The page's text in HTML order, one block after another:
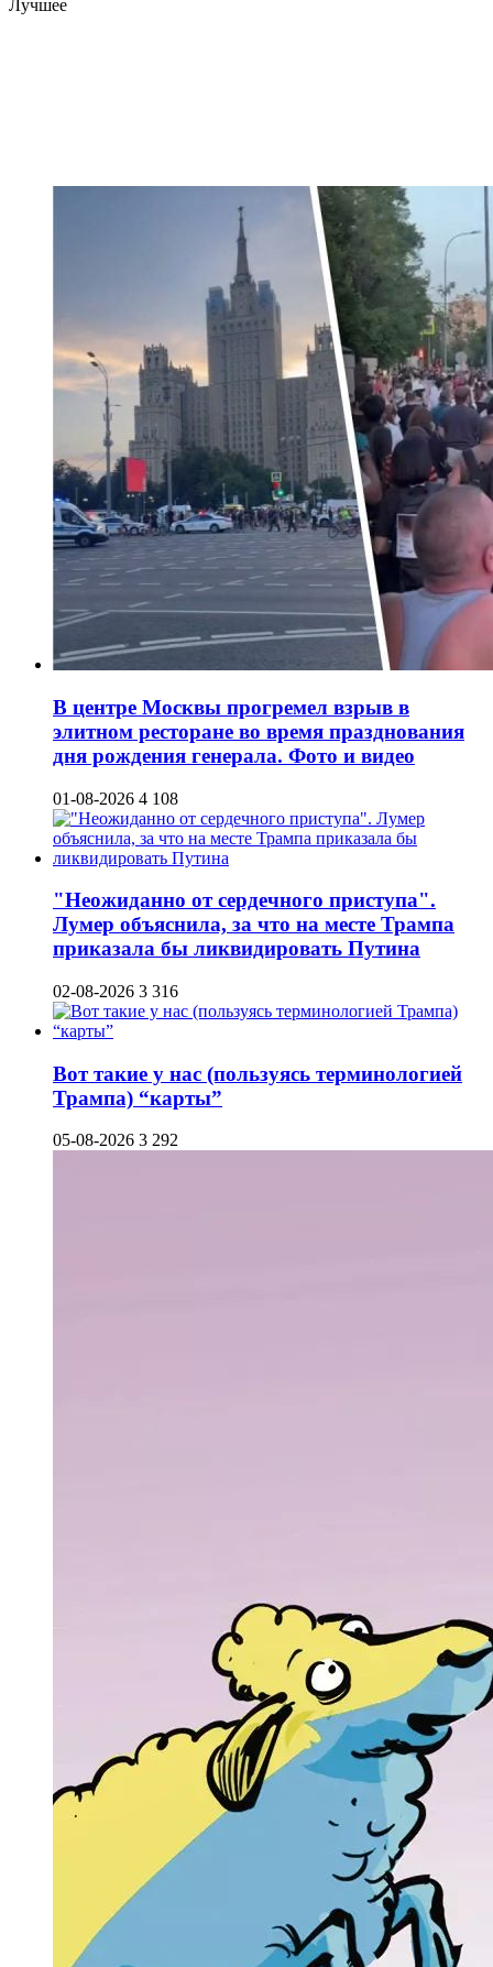
Лучшее
В центре Москвы прогремел взрыв в
элитном ресторане во время празднования
дня рождения генерала. Фото и видео
01-08-2026 4 108
"Неожиданно от сердечного приступа".
Лумер объяснила, за что на месте Трампа
приказала бы ликвидировать Путина
02-08-2026 3 316
Вот такие у нас (пользуясь терминологией
Трампа) “карты”
05-08-2026 3 292